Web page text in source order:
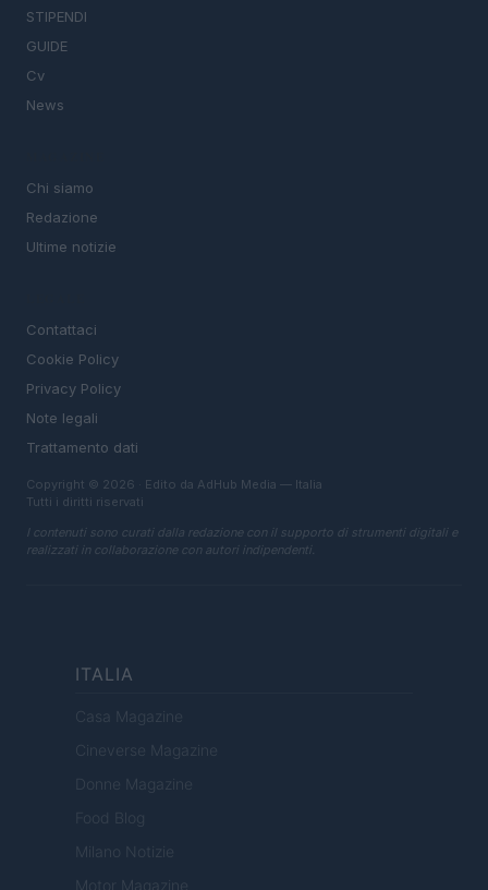
STIPENDI
GUIDE
Cv
News
Chi siamo
Redazione
Ultime notizie
Contattaci
Cookie Policy
Privacy Policy
Note legali
Trattamento dati
Copyright © 2026 · Edito da AdHub Media — Italia
Tutti i diritti riservati
I contenuti sono curati dalla redazione con il supporto di strumenti digitali e
realizzati in collaborazione con autori indipendenti.
ITALIA
Casa Magazine
Cineverse Magazine
Donne Magazine
Food Blog
Milano Notizie
Motor Magazine